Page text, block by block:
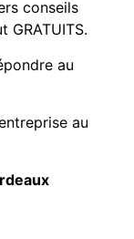
conseils
GRATUITS.
au
au